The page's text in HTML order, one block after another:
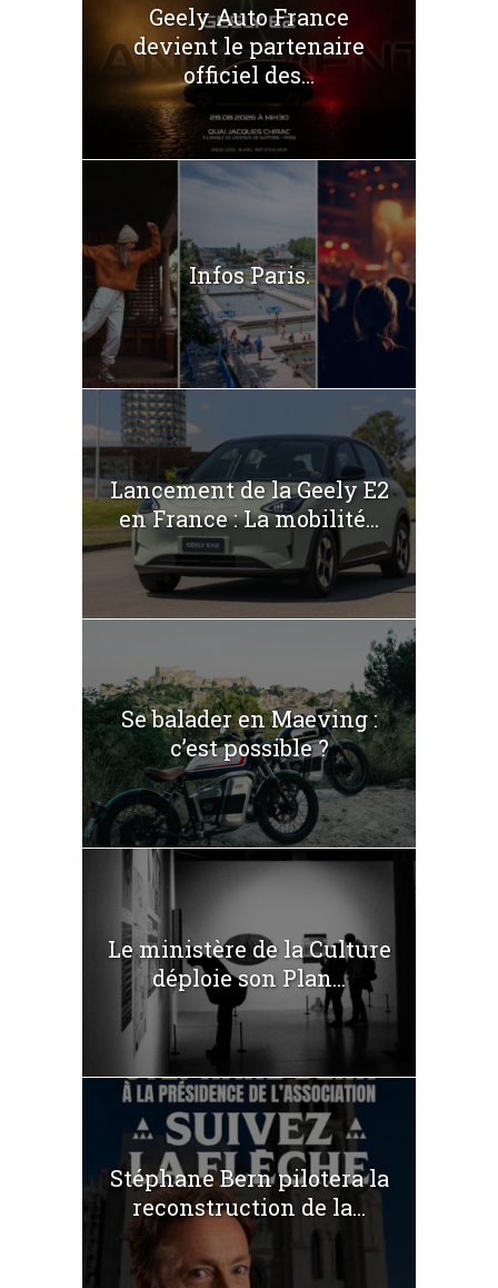
Geely Auto France
devient le partenaire
officiel des...
Infos Paris.
Lancement de la Geely E2
en France : La mobilité...
Se balader en Maeving :
c’est possible ?
Le ministère de la Culture
déploie son Plan...
Stéphane Bern pilotera la
reconstruction de la...